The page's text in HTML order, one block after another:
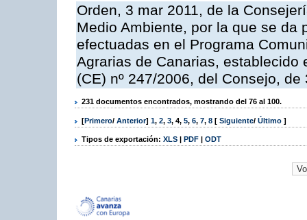
Orden, 3 mar 2011, de la
Medio Ambiente, por la que se da
efectuadas en el Programa
Agrarias de Canarias,
(CE) nº 247/2006, del Consejo,
231 documentos encontrados, mostrando del 76 al 100.
[Primero/ Anterior] 1, 2, 3, 4, 5, 6, 7, 8 [ Siguiente/ Último ]
Tipos de exportación: XLS | PDF | ODT